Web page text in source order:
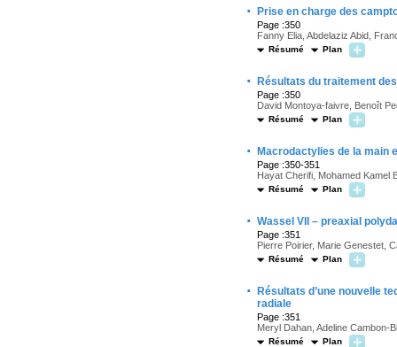
· Prise en charge des
Page :350
Fanny Elia, Abdelaziz Abid,
Résumé Plan
· Résultats du traitement
Page :350
David Montoya-faivre, Benoît
Résumé Plan
· Macrodactylies de la main
Page :350-351
Hayat Cherifi, Mohamed Kamel
Résumé Plan
· Wassel VII – preaxial
Page :351
Pierre Poirier, Marie Genestet,
Résumé Plan
·
Résultats d’une nouvelle
radiale
Page :351
Meryl Dahan, Adeline Cambon-
Résumé Plan